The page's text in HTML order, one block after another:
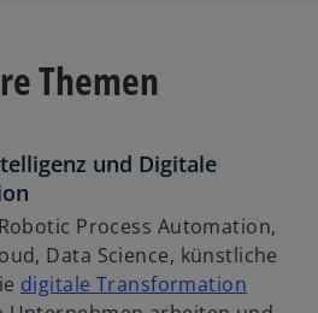
Themen
und Digitale
Process Automation,
Data Science, künstliche
digitale Transformation